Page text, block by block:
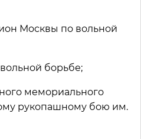
Москвы по вольной
борьбе;
мемориального
рукопашному бою им.